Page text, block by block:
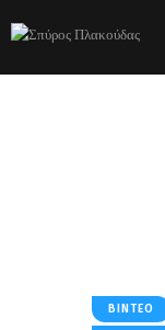
ΒΊΝΤΕΟ